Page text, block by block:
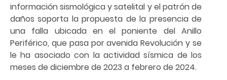
información sismológica y satelital y el patrón de
daños soporta la propuesta de la presencia de
una falla ubicada en el poniente del Anillo
Periférico, que pasa por avenida Revolución y se
le ha asociado con la actividad sísmica de los
meses de diciembre de 2023 a febrero de 2024.